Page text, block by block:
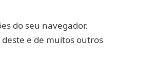
do seu navegador.
e de muitos outros